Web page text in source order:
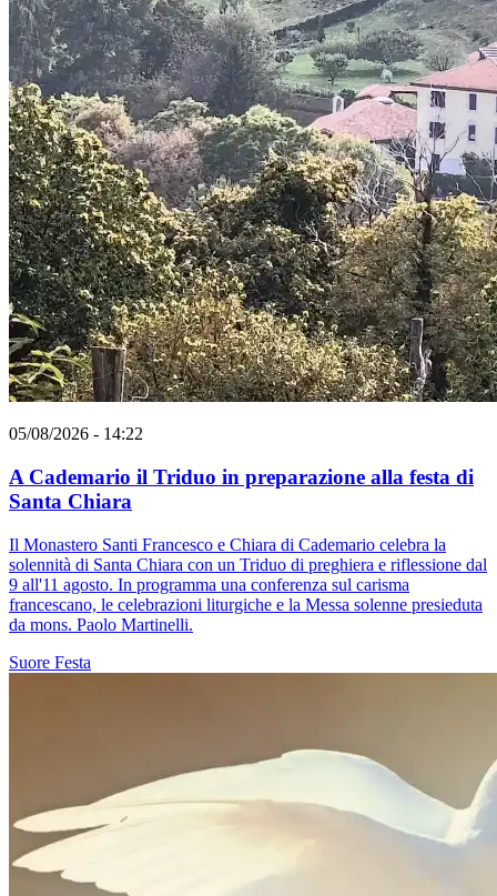
05/08/2026 - 14:22
A Cademario il Triduo in preparazione alla festa di
Santa Chiara
Il Monastero Santi Francesco e Chiara di Cademario celebra la
solennità di Santa Chiara con un Triduo di preghiera e riflessione dal
9 all'11 agosto. In programma una conferenza sul carisma
francescano, le celebrazioni liturgiche e la Messa solenne presieduta
da mons. Paolo Martinelli.
Suore Festa